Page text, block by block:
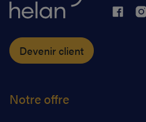
Devenir client
Notre offre